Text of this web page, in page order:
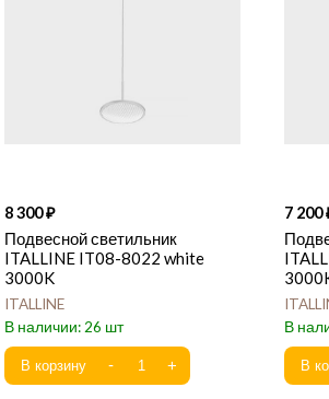
8 300
Подвесной светильник
ITALLINE IT08-8022 white
3000K
ITALLINE
26
7 200